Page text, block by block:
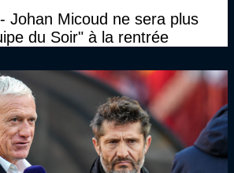
Johan Micoud ne sera plus
du Soir" à la rentrée